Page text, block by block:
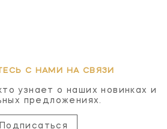
С НАМИ НА СВЯЗИ
узнает о наших новинках и
предложениях.
Подписаться